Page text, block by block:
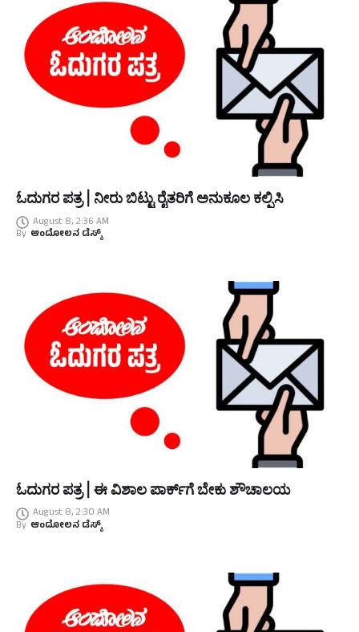
ಓದುಗರ ಪತ್ರ | ನೀರು ಬಿಟ್ಟು ರೈತರಿಗೆ ಅನುಕೂಲ ಕಲ್ಪಿಸಿ
August 8, 2:36 AM
By ಆಂದೋಲನ ಡೆಸ್ಕ್
ಓದುಗರ ಪತ್ರ | ಈ ವಿಶಾಲ ಪಾರ್ಕ್‌ಗೆ ಬೇಕು ಶೌಚಾಲಯ
August 8, 2:30 AM
By ಆಂದೋಲನ ಡೆಸ್ಕ್